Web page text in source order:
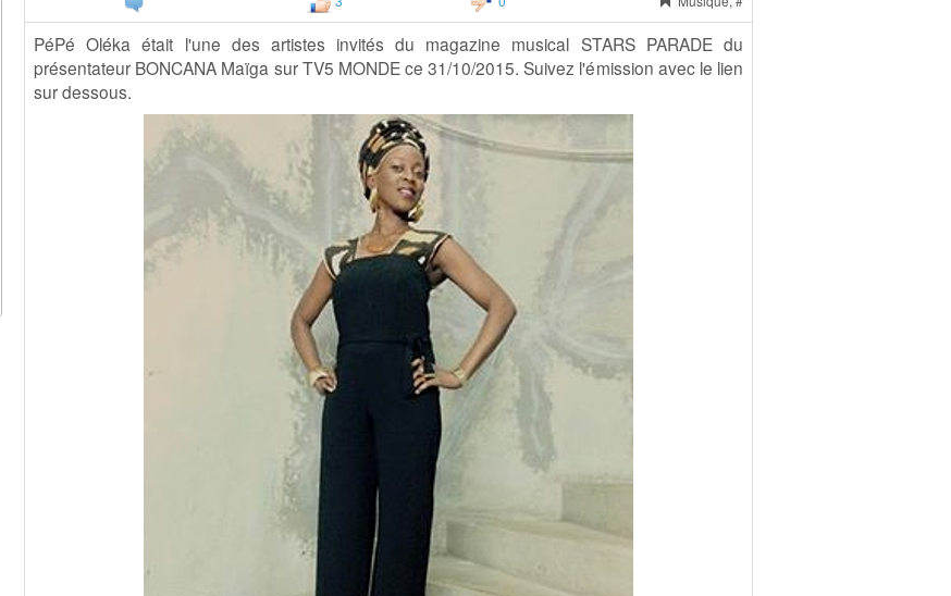
PéPé Oléka était l'une des artistes invités du magazine musical STARS PARADE du
présentateur BONCANA Maïga sur TV5 MONDE ce 31/10/2015. Suivez l'émission avec le lien
sur dessous.